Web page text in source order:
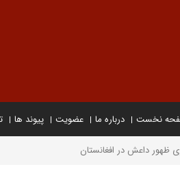
نخست درباره ما عضویت پیوند ها
ظهور داعش در افغانستان